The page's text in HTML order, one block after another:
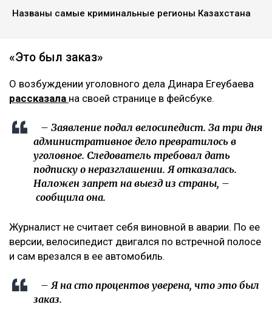
Названы самые криминальные регионы Казахстана
«Это был заказ»
О возбуждении уголовного дела Динара Егеубаева
рассказала на своей странице в фейсбуке.
– Заявление подал велосипедист. За три дня
административное дело превратилось в
уголовное. Следователь требовал дать
подписку о неразглашении. Я отказалась.
Наложен запрет на выезд из страны, –
сообщила она.
Журналист не считает себя виновной в аварии. По ее
версии, велосипедист двигался по встречной полосе
и сам врезался в ее автомобиль.
– Я на сто процентов уверена, что это был
заказ.